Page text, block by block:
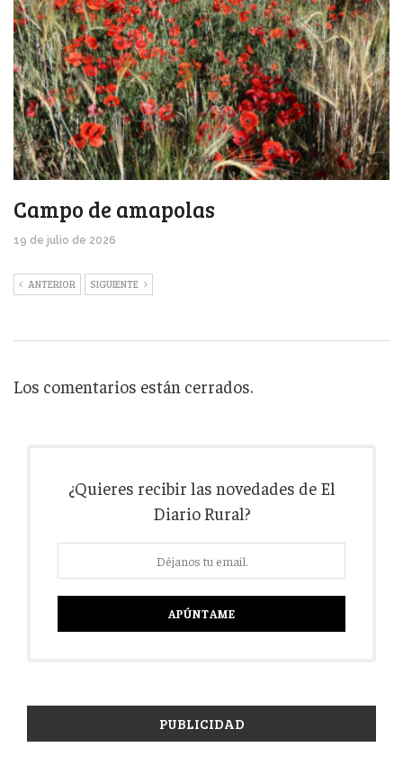
Campo de amapolas
19 de julio de 2026
ANTERIOR SIGUIENTE
Los comentarios están cerrados.
¿Quieres recibir las novedades de El
Diario Rural?
PUBLICIDAD